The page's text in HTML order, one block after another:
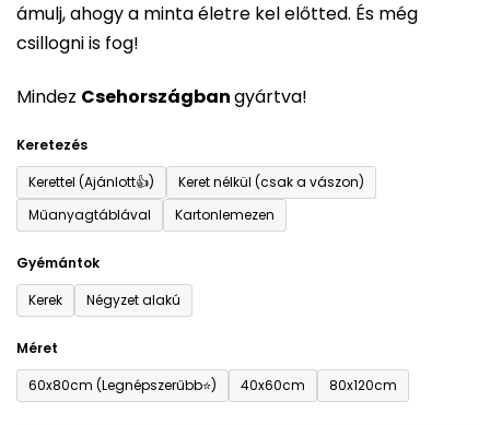
ámulj, ahogy a minta életre kel előtted. És még
csillogni is fog!
Mindez Csehországbangyártva!
Keretezés
Kerettel (Ajánlott👍)
Keret nélkül (csak a vászon)
Műanyagtáblával
Kartonlemezen
Gyémántok
Kerek
Négyzet alakú
Méret
60x80cm (Legnépszerűbb⭐)
40x60cm 80x120cm